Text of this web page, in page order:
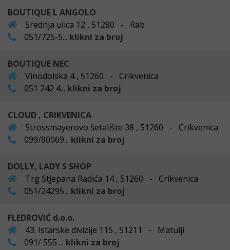
BOUTIQUE L ANGOLO
Srednja ulica 12 , 51280 - Rab
051/725-5... klikni za broj
BOUTIQUE NEC
Vinodolska 4 , 51260 - Crikvenica
051 242 4... klikni za broj
CLOUD , CRIKVENICA
Strossmayerovo šetalište 38 , 51260 - Crikvenica
099/80069... klikni za broj
DOLLY, LADY S SHOP
Trg Stjepana Radića 14 , 51260 - Crikvenica
051/24295... klikni za broj
FLEDROVIĆ d.o.o.
43. Istarske divizije 115 , 51211 - Matulji
091/ 555 ... klikni za broj